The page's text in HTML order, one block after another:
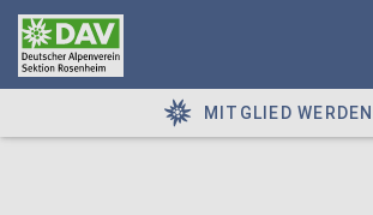
MITGLIED WERDEN